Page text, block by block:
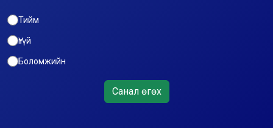
Тийм
Үгүй
Боломжийн
Санал өгөх